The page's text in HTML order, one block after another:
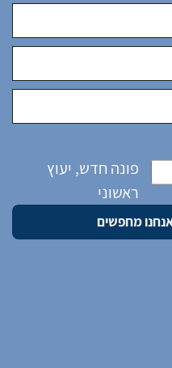
פונה חדש, יעוץ
ראשוני